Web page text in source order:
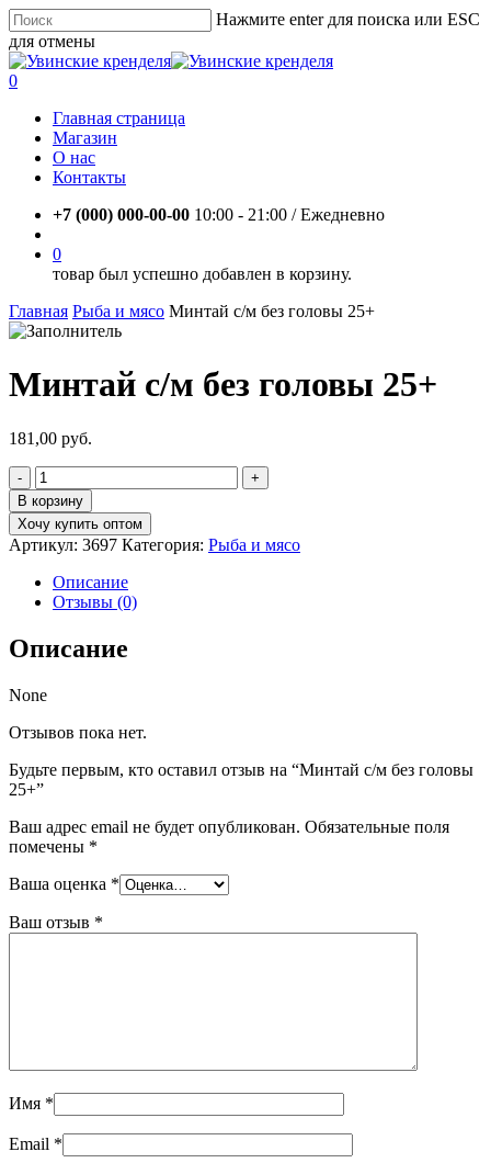
Skip
to
main
content
Нажмите enter для поиска или ESC
для отмены
Close
Search
account
0
Главная страница
Магазин
О нас
Контакты
+7 (000) 000-00-00 10:00 - 21:00 / Eжедневно
0
товар был успешно добавлен в корзину.
Главная Рыба и мясо Минтай с/м без головы 25+
Минтай с/м без головы 25+
181,00 руб.
Количество
товара
Минтай
с/
м
без
головы
25+
В корзину
Хочу купить оптом
Артикул: 3697 Категория: Рыба и мясо
Описание
Отзывы (0)
Описание
None
Отзывов пока нет.
Будьте первым, кто оставил отзыв на “Минтай с/м без головы
25+”
Ваш адрес email не будет опубликован. Обязательные поля
помечены *
Ваша оценка *
Ваш отзыв *
Имя *
Email *